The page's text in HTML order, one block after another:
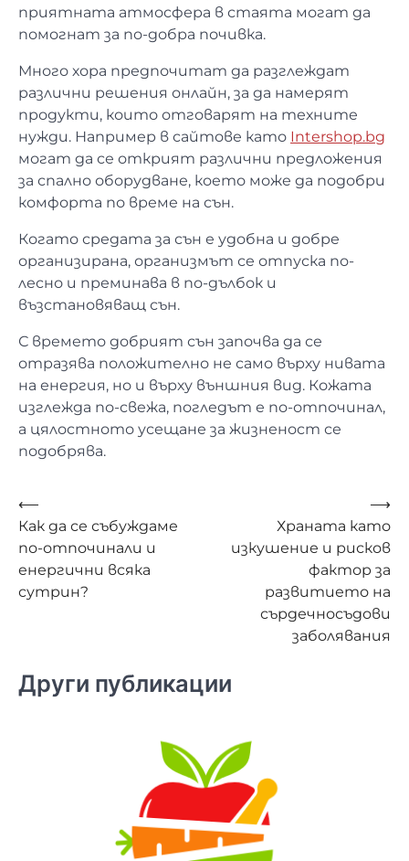
приятната атмосфера в стаята могат да
помогнат за по-добра почивка.
Много хора предпочитат да разглеждат
различни решения онлайн, за да намерят
продукти, които отговарят на техните
нужди. Например в сайтове като Intershop.bg
могат да се открият различни предложения
за спално оборудване, което може да подобри
комфорта по време на сън.
Когато средата за сън е удобна и добре
организирана, организмът се отпуска по-
лесно и преминава в по-дълбок и
възстановяващ сън.
С времето добрият сън започва да се
отразява положително не само върху нивата
на енергия, но и върху външния вид. Кожата
изглежда по-свежа, погледът е по-отпочинал,
а цялостното усещане за жизненост се
подобрява.
Навигация
⟵
Как да се събуждаме
по-отпочинали и
енергични всяка
сутрин?
Храната като
изкушение и рисков
фактор за
развитието на
сърдечносъдови
заболявания
⟶
Други публикации